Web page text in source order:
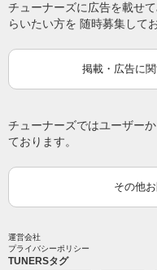
チューナーズに広告を載せ
らいたい方を 随時募集して
掲載・広告に
チューナーズではユーザー
ております。
その他
運営会社
プライバシーポリシー
TUNERSタグ